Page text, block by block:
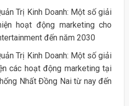
Trị Kinh Doanh: Một số giải
hoạt động marketing cho
đến năm 2030
Trị Kinh Doanh: Một số giải
các hoạt động marketing tại
Nhất Đồng Nai từ nay đến